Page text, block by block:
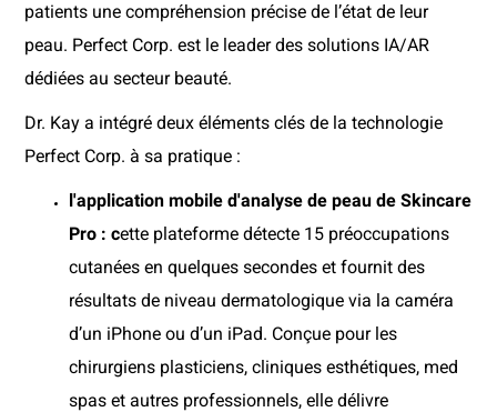
patients une compréhension précise de l’état de leur
peau. Perfect Corp. est le leader des solutions IA/AR
dédiées au secteur beauté.
Dr. Kay a intégré deux éléments clés de la technologie
Perfect Corp. à sa pratique :
l'application mobile d'analyse de peau de Skincare
Pro : cette plateforme détecte 15 préoccupations
cutanées en quelques secondes et fournit des
résultats de niveau dermatologique via la caméra
d’un iPhone ou d’un iPad. Conçue pour les
chirurgiens plasticiens, cliniques esthétiques, med
spas et autres professionnels, elle délivre